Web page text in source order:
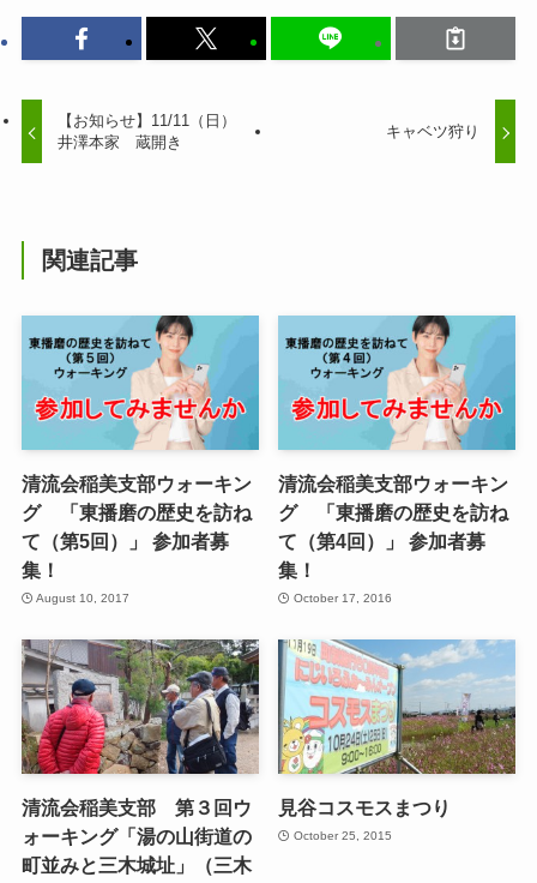
【お知らせ】11/11（日）
井澤本家 蔵開き
キャベツ狩り
関連記事
清流会稲美支部ウォーキン
グ 「東播磨の歴史を訪ね
て（第5回）」 参加者募
集！
August 10, 2017
清流会稲美支部ウォーキン
グ 「東播磨の歴史を訪ね
て（第4回）」 参加者募
集！
October 17, 2016
清流会稲美支部 第３回ウ
ォーキング「湯の山街道の
町並みと三木城址」（三木
見谷コスモスまつり
October 25, 2015